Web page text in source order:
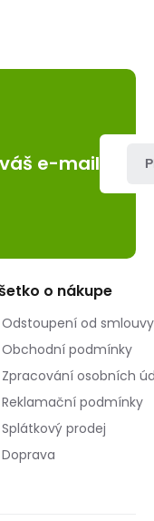
e-mail
o nákupe
Odstoupení od smlouvy
Obchodní podmínky
Zpracování osobních
Reklamační podmínky
Splátkový prodej
Doprava